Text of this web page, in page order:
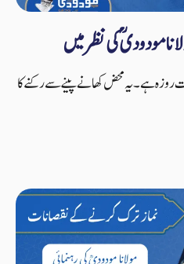
مودودیؒ کی نظر میں
ہے۔ یہ محض کھانے پینے سے رکنے کا